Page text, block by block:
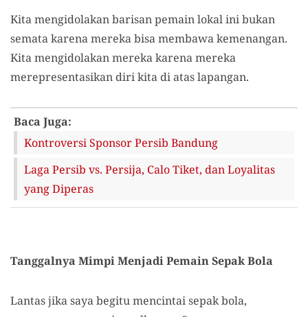
Kita mengidolakan barisan pemain lokal ini bukan
semata karena mereka bisa membawa kemenangan.
Kita mengidolakan mereka karena mereka
merepresentasikan diri kita di atas lapangan.
Baca Juga:
Kontroversi Sponsor Persib Bandung
Laga Persib vs. Persija, Calo Tiket, dan Loyalitas
yang Diperas
Tanggalnya Mimpi Menjadi Pemain Sepak Bola
Lantas jika saya begitu mencintai sepak bola,